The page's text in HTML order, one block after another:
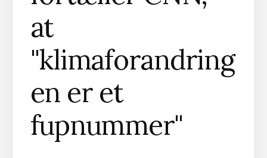
at
"klimaforandring
en er et
fupnummer"